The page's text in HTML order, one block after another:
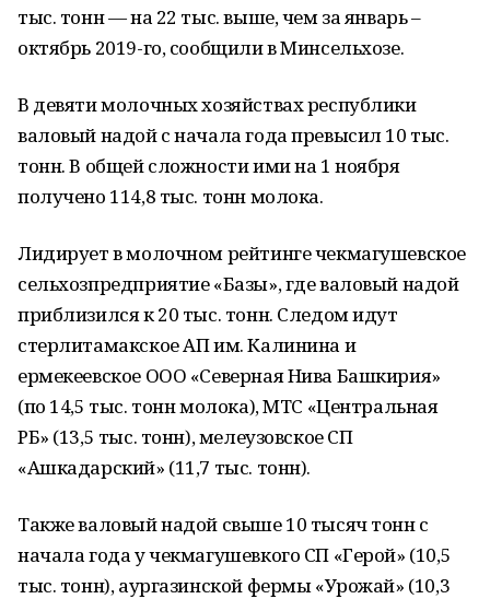
тыс. тонн — на 22 тыс. выше, чем за январь –
октябрь 2019-го, сообщили в Минсельхозе.
В девяти молочных хозяйствах республики
валовый надой с начала года превысил 10 тыс.
тонн. В общей сложности ими на 1 ноября
получено 114,8 тыс. тонн молока.
Лидирует в молочном рейтинге чекмагушевское
сельхозпредприятие «Базы», где валовый надой
приблизился к 20 тыс. тонн. Следом идут
стерлитамакское АП им. Калинина и
ермекеевское ООО «Северная Нива Башкирия»
(по 14,5 тыс. тонн молока), МТС «Центральная
РБ» (13,5 тыс. тонн), мелеузовское СП
«Ашкадарский» (11,7 тыс. тонн).
Также валовый надой свыше 10 тысяч тонн с
начала года у чекмагушевкого СП «Герой» (10,5
тыс. тонн), аургазинской фермы «Урожай» (10,3